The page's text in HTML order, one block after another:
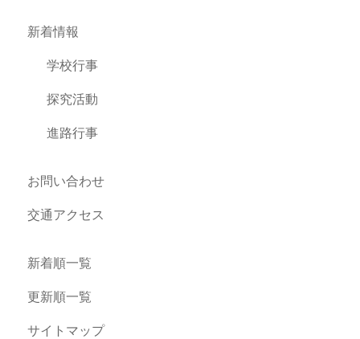
新着情報
学校行事
探究活動
進路行事
お問い合わせ
交通アクセス
新着順一覧
更新順一覧
サイトマップ